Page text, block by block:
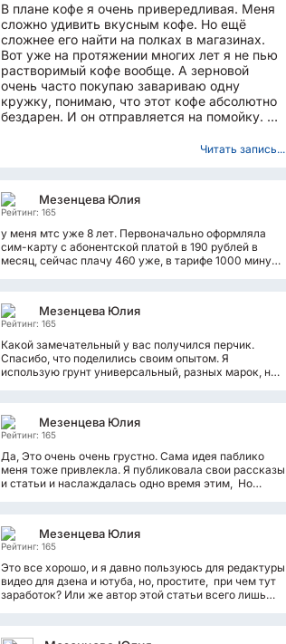
В плане кофе я очень привередливая. Меня
сложно удивить вкусным кофе. Но ещё
сложнее его найти на полках в магазинах.
Вот уже на протяжении многих лет я не пью
растворимый кофе вообще. А зерновой
очень часто покупаю завариваю одну
кружку, понимаю, что этот кофе абсолютно
бездарен. И он отправляется на помойку. С
Читать запись...
Мезенцева Юлия
Рейтинг: 165
у меня мтс уже 8 лет. Первоначально оформляла
сим-карту с абонентской платой в 190 рублей в
месяц, сейчас плачу 460 уже, в тарифе 1000 минут,
Мезенцева Юлия
Рейтинг: 165
Какой замечательный у вас получился перчик.
Спасибо, что поделились своим опытом. Я
использую грунт универсальный, разных марок, но
Мезенцева Юлия
Рейтинг: 165
Да, Это очень очень грустно. Сама идея паблико
меня тоже привлекла. Я публиковала свои рассказы
и статьи и наслаждалась одно время этим, Но
Мезенцева Юлия
Рейтинг: 165
Это все хорошо, и я давно пользуюсь для редактуры
видео для дзена и ютуба, но, простите, при чем тут
заработок? Или же автор этой статьи всего лишь